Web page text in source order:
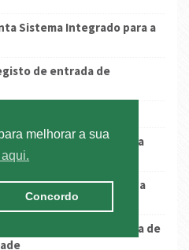
melhorar a sua
aqui.
Concordo
Sistema Integrado para a
de entrada de
à circulação para
Estado de Contingência a
Legislação Europeia de